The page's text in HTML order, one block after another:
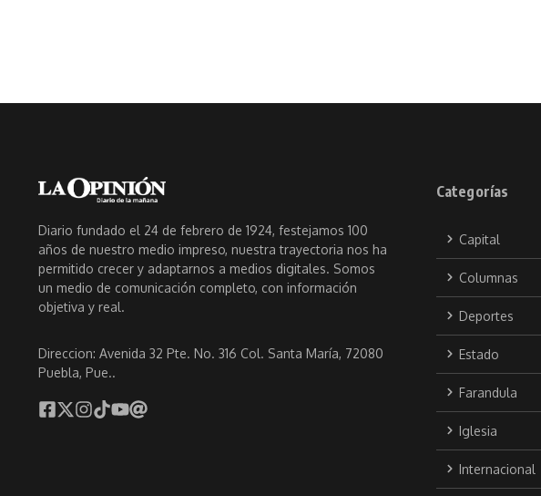
Diario fundado el 24 de febrero de 1924, festejamos 100
años de nuestro medio impreso, nuestra trayectoria nos ha
permitido crecer y adaptarnos a medios digitales. Somos
un medio de comunicación completo, con información
objetiva y real.
Direccion: Avenida 32 Pte. No. 316 Col. Santa María, 72080
Puebla, Pue..
Categorías
Capital
Columnas
Deportes
Estado
Farandula
Iglesia
Internacional